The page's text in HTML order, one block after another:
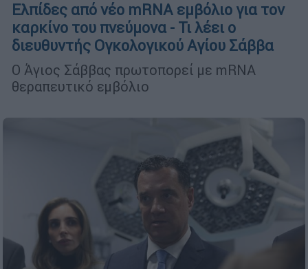
Ελπίδες από νέο mRNA εμβόλιο για τον
καρκίνο του πνεύμονα - Τι λέει ο
διευθυντής Ογκολογικού Αγίου Σάββα
Ο Άγιος Σάββας πρωτοπορεί με mRNA
θεραπευτικό εμβόλιο